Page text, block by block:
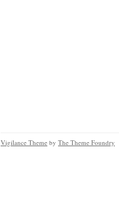
Vigilance Theme by The Theme Foundry